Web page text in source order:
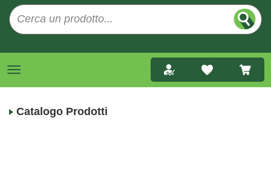
Catalogo Prodotti